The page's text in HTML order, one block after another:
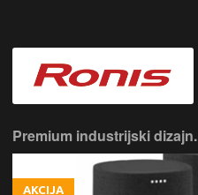
Premium industrijski dizajn.
AKCIJA